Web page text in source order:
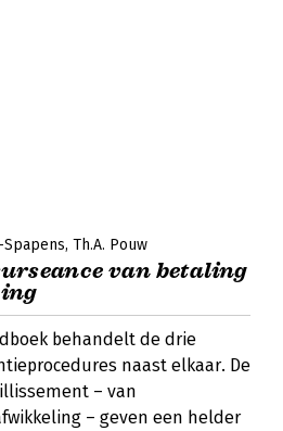
Th.A. Pouw
van betaling
behandelt de drie
naast elkaar. De
– van
– geven een helder